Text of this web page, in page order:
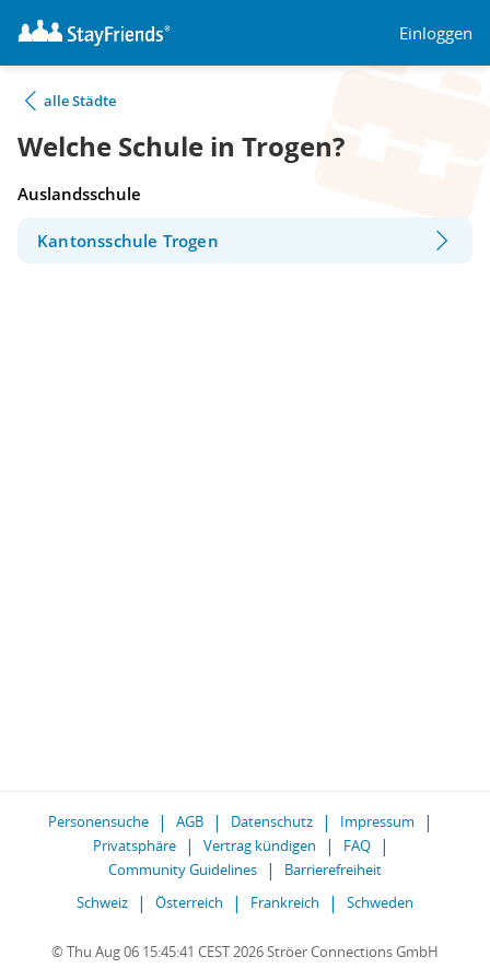
Einloggen
alle Städte
Welche Schule in Trogen?
Auslandsschule
Kantonsschule Trogen
Personensuche AGB Datenschutz
Impressum
Privatsphäre
Vertrag kündigen
FAQ
Community Guidelines
Barrierefreiheit
Schweiz
Österreich Frankreich Schweden
© Thu Aug 06 15:45:41 CEST 2026 Ströer Connections GmbH